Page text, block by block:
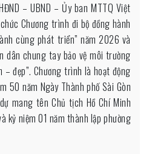
“An
Đông
đồng
hành
cùng
phát
triển”
năm
– UBND – Ủy ban MTTQ Việt
Chương trình đi bộ đồng hành
cùng phát triển” năm 2026 và
dân chung tay bảo vệ môi trường
đẹp”. Chương trình là hoạt động
50 năm Ngày Thành phố Sài Gòn
mang tên Chủ tịch Hồ Chí Minh
niệm 01 năm thành lập phường